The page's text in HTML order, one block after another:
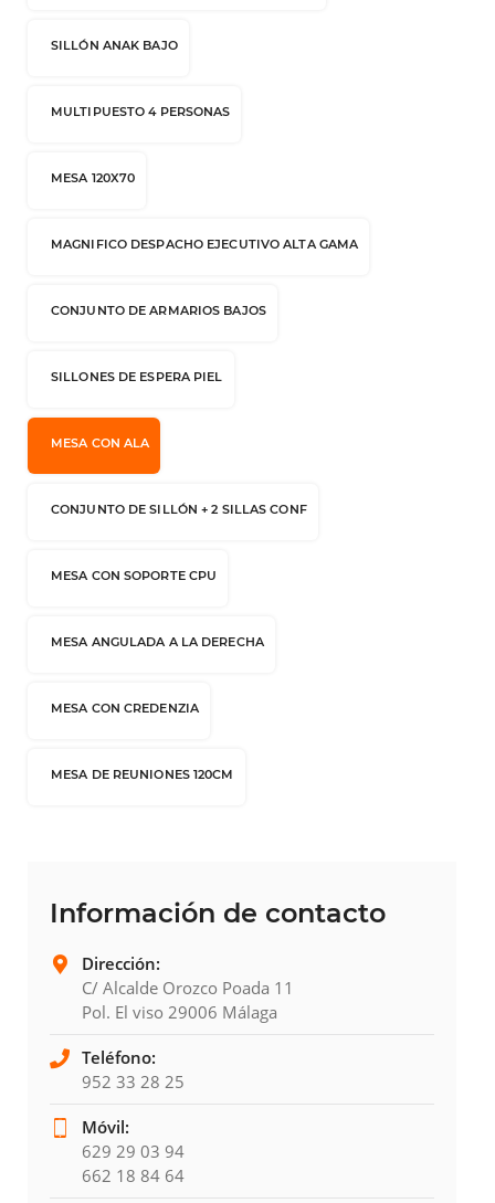
SILLÓN ANAK BAJO
MULTIPUESTO 4 PERSONAS
MESA 120X70
MAGNIFICO DESPACHO EJECUTIVO ALTA GAMA
CONJUNTO DE ARMARIOS BAJOS
SILLONES DE ESPERA PIEL
MESA CON ALA
CONJUNTO DE SILLÓN + 2 SILLAS CONF
MESA CON SOPORTE CPU
MESA ANGULADA A LA DERECHA
MESA CON CREDENZIA
MESA DE REUNIONES 120CM
Información de contacto
Dirección:
C/ Alcalde Orozco Poada 11
Pol. El viso 29006 Málaga
Teléfono:
952 33 28 25
Móvil:
629 29 03 94
662 18 84 64